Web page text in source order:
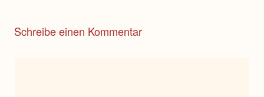
Schreibe einen Kommentar